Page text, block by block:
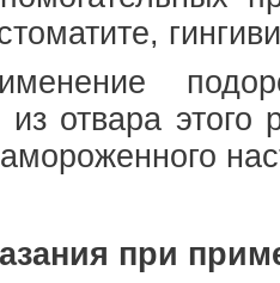
из отвара этого
при